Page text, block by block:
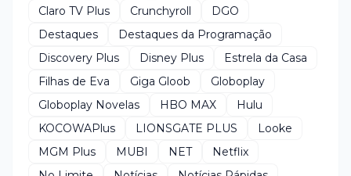
Claro TV Plus
Crunchyroll
DGO
Destaques
Destaques da Programação
Discovery Plus
Disney Plus
Estrela da Casa
Filhas de Eva
Giga Gloob
Globoplay
Globoplay Novelas
HBO MAX
Hulu
KOCOWAPlus
LIONSGATE PLUS
Looke
MGM Plus
MUBI NET
Netflix